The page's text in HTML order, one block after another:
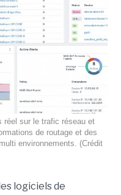
réel sur le trafic réseau et
de routage et des
environnements. (Crédit
logiciels de